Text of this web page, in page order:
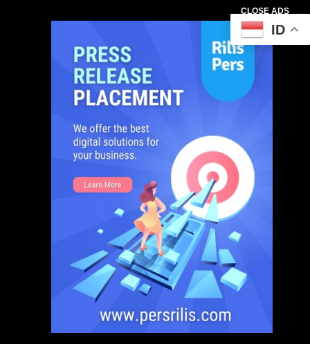
CLOSE ADS
ID